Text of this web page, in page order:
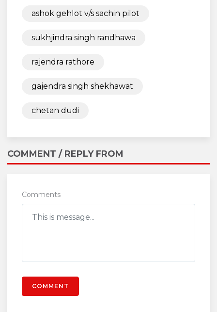
ashok gehlot v/s sachin pilot
sukhjindra singh randhawa
rajendra rathore
gajendra singh shekhawat
chetan dudi
COMMENT / REPLY FROM
Comments
COMMENT